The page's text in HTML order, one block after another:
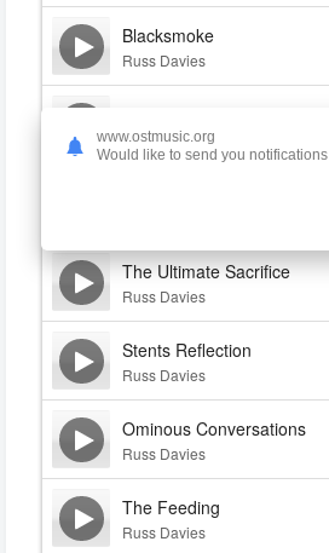
Blacksmoke
Russ Davies
Russ Davies
The Ultimate Sacrifice
Russ Davies
Stents Reflection
Russ Davies
Ominous Conversations
Russ Davies
The Feeding
Russ Davies
www.ostmusic.org
Would like to send you notifications